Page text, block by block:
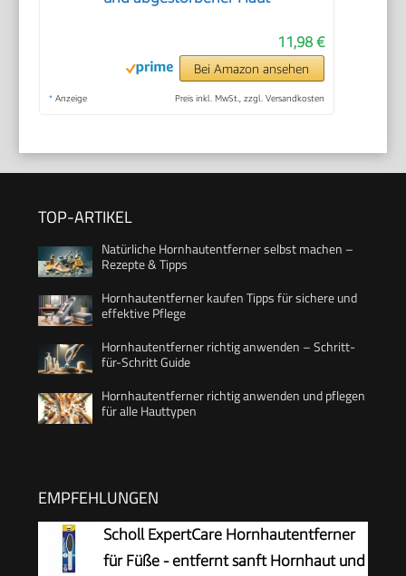
11,98 €
Bei Amazon ansehen
* Anzeige Preis inkl. MwSt., zzgl. Versandkosten
TOP-ARTIKEL
Natürliche Hornhautentferner selbst machen –
Rezepte & Tipps
Hornhautentferner kaufen Tipps für sichere und
effektive Pflege
Hornhautentferner richtig anwenden – Schritt-
für-Schritt Guide
Hornhautentferner richtig anwenden und pflegen
für alle Hauttypen
EMPFEHLUNGEN
Scholl ExpertCare Hornhautentferner
für Füße - entfernt sanft Hornhaut und